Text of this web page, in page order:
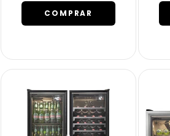
COMPRAR